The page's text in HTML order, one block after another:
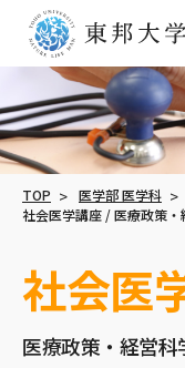
TOP 医学部 医学科
社会医学講座 / 医療政策
社会医
医療政策・経営科